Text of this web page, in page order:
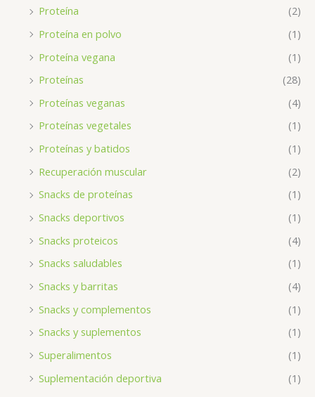
Proteína
(2)
Proteína en polvo
(1)
Proteína vegana
(1)
Proteínas
(28)
Proteínas veganas
(4)
Proteínas vegetales
(1)
Proteínas y batidos
(1)
Recuperación muscular
(2)
Snacks de proteínas
(1)
Snacks deportivos
(1)
Snacks proteicos
(4)
Snacks saludables
(1)
Snacks y barritas
(4)
Snacks y complementos
(1)
Snacks y suplementos
(1)
Superalimentos
(1)
Suplementación deportiva
(1)